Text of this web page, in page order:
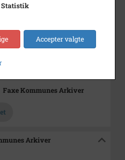
1890-1915
Faxe Kommunes Arkiver
Arkiver
Statistik
Accepter valgte